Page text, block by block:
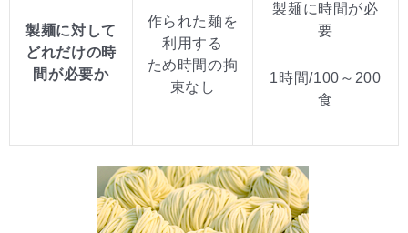
製麺に対して
どれだけの時
間が必要か
作られた麺を
利用する
ため時間の拘
束なし
製麺に時間が必
要
1時間/100～200
食